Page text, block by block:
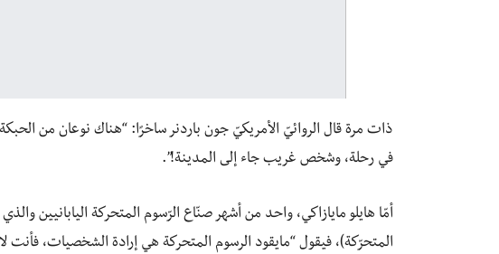
ذات مرة قال الروائيّ الأمريكيّ جون باردنر ساخرًا: “هناك نوعان من
في رحلة، وشخص غريب جاء إلى المدينة!”.
أمّا هايلو مايازاكي، واحد من أشهر صنّاع الرّسوم المتحركة اليابانيين
المتحرّكة)، فيقول “مايقود الرسوم المتحركة هي إرادة الشخصيات، فأنت